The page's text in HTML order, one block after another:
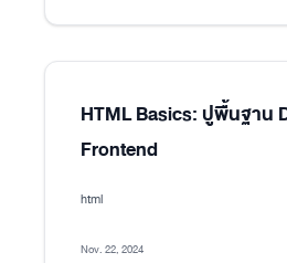
HTML Basics: ปูพื้นฐาน
Frontend
html
Nov. 22, 2024